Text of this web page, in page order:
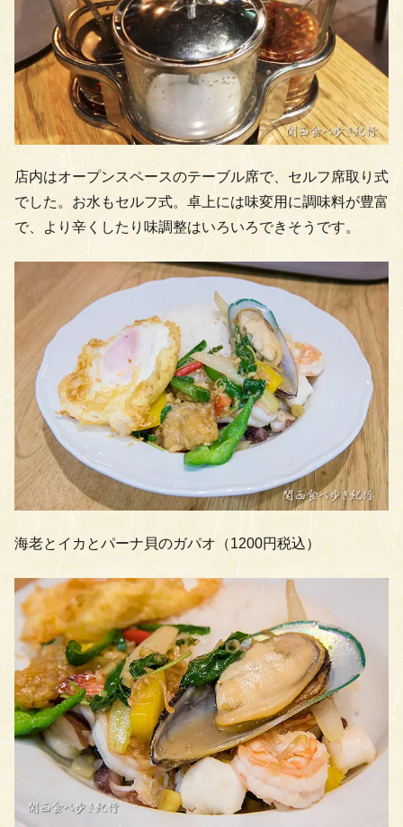
店内はオープンスペースのテーブル席で、セルフ席取り式
でした。お水もセルフ式。卓上には味変用に調味料が豊富
で、より辛くしたり味調整はいろいろできそうです。
海老とイカとパーナ貝のガパオ（1200円税込）